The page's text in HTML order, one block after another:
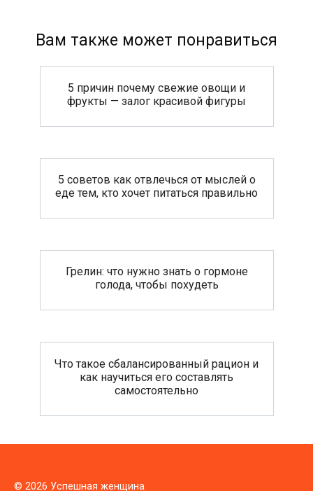
Вам также может понравиться
5 причин почему свежие овощи и
фрукты — залог красивой фигуры
5 советов как отвлечься от мыслей о
еде тем, кто хочет питаться правильно
Грелин: что нужно знать о гормоне
голода, чтобы похудеть
Что такое сбалансированный рацион и
как научиться его составлять
самостоятельно
© 2026 Успешная женщина